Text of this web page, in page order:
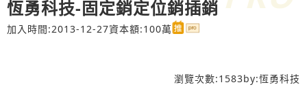
恆勇科技-固定銷定位銷插銷
加入時間:2013-12-27資本額:100萬
瀏覽次數:1583by:恆勇科技